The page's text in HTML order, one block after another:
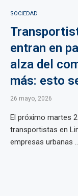
SOCIEDAD
entran en
alza del
más: esto
26 mayo, 2026
El próximo martes
transportistas en
empresas urbanas